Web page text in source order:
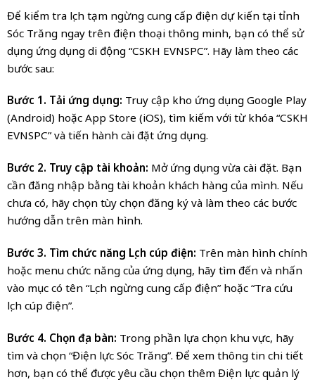
Để kiểm tra lịch tạm ngừng cung cấp điện dự kiến tại tỉnh
Sóc Trăng ngay trên điện thoại thông minh, bạn có thể sử
dụng ứng dụng di động “CSKH EVNSPC”. Hãy làm theo các
bước sau:
Bước 1. Tải ứng dụng: Truy cập kho ứng dụng Google Play
(Android) hoặc App Store (iOS), tìm kiếm với từ khóa “CSKH
EVNSPC” và tiến hành cài đặt ứng dụng.
Bước 2. Truy cập tài khoản: Mở ứng dụng vừa cài đặt. Bạn
cần đăng nhập bằng tài khoản khách hàng của mình. Nếu
chưa có, hãy chọn tùy chọn đăng ký và làm theo các bước
hướng dẫn trên màn hình.
Bước 3. Tìm chức năng Lịch cúp điện: Trên màn hình chính
hoặc menu chức năng của ứng dụng, hãy tìm đến và nhấn
vào mục có tên “Lịch ngừng cung cấp điện” hoặc “Tra cứu
lịch cúp điện”.
Bước 4. Chọn địa bàn: Trong phần lựa chọn khu vực, hãy
tìm và chọn “Điện lực Sóc Trăng”. Để xem thông tin chi tiết
hơn, bạn có thể được yêu cầu chọn thêm Điện lực quản lý